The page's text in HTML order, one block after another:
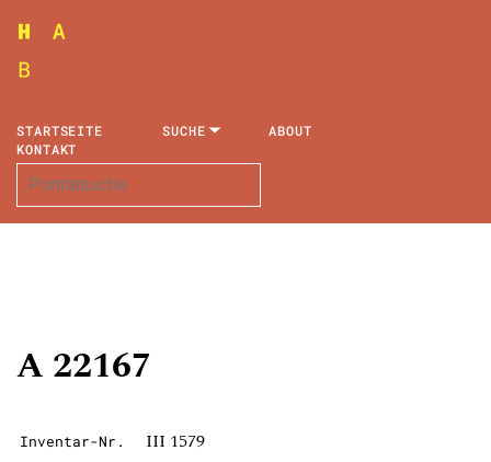
STARTSEITE SUCHE
ABOUT
KONTAKT
A 22167
Inventar-Nr. III 1579